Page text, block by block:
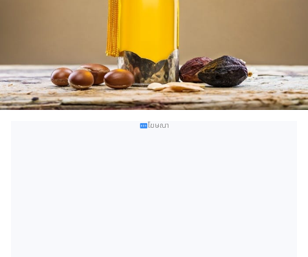
โฆษณา